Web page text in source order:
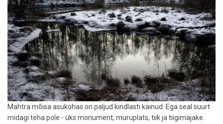
Mahtra mõisa asukohas on paljud kindlasti käinud. Ega seal suurt
midagi teha pole - üks monument, muruplats, tiik ja tiigimajake.